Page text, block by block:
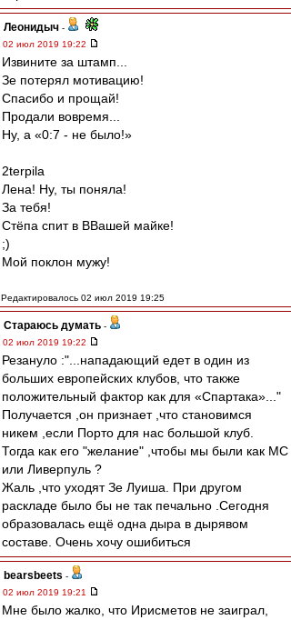
Леонидыч -
02 июл 2019 19:22
Извините за штамп...
Зе потерял мотивацию!
Спасибо и прощай!
Продали вовремя...
Ну, а «0:7 - не было!»
2terpila
Лена! Ну, ты поняла!
За тебя!
Стёпа спит в ВВашей майке!
;)
Мой поклон мужу!
Редактировалось 02 июл 2019 19:25
Стараюсь думать -
02 июл 2019 19:22
Резануло :"...нападающий едет в один из
больших европейских клубов, что также
положительный фактор как для «Спартака»..."
Получается ,он признает ,что становимся
никем ,если Порто для нас большой клуб.
Тогда как его "желание" ,чтобы мы были как МС
или Ливерпуль ?
Жаль ,что уходят Зе Луиша. При другом
раскладе было бы не так печально .Сегодня
образовалась ещё одна дыра в дырявом
составе. Очень хочу ошибиться
bearsbeets -
02 июл 2019 19:21
Мне было жалко, что Ирисметов не заиграл,